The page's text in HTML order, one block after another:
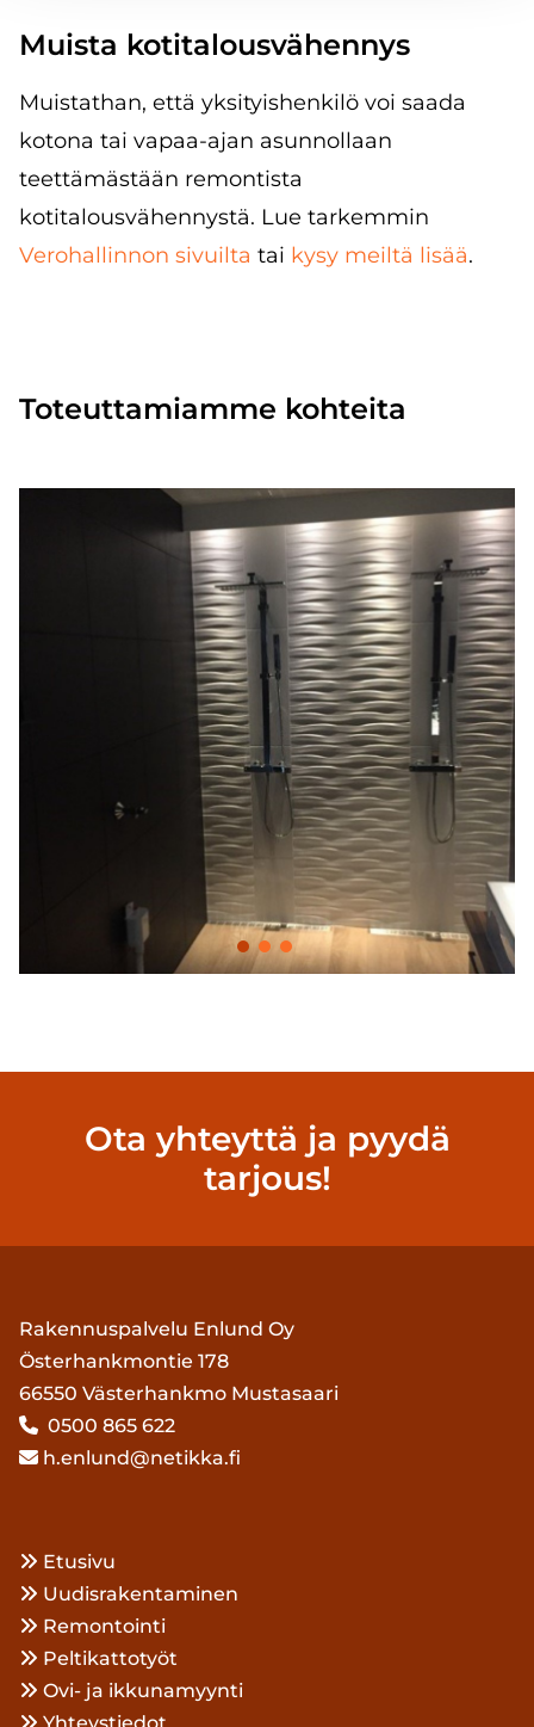
Muista kotitalousvähennys
Muistathan, että yksityishenkilö voi saada
kotona tai vapaa-ajan asunnollaan
teettämästään remontista
kotitalousvähennystä. Lue tarkemmin
Verohallinnon sivuilta tai kysy meiltä lisää.
Toteuttamiamme kohteita
Ota yhteyttä ja pyydä
tarjous!
Rakennuspalvelu Enlund Oy
Österhankmontie 178
66550 Västerhankmo Mustasaari
 0500 865 622
 h.enlund@netikka.fi
 Etusivu
 Uudisrakentaminen
 Remontointi
 Peltikattotyöt
 Ovi- ja ikkunamyynti
